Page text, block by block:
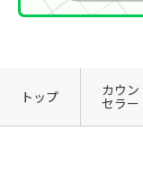
トップ カウン
セラー